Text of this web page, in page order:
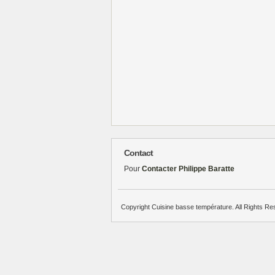
Contact
Pour Contacter Philippe Baratte
Copyright Cuisine basse température. All Rights